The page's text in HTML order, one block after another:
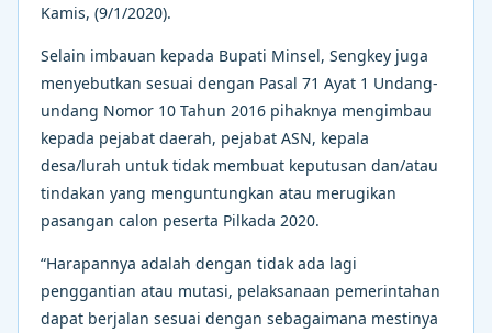
Kamis, (9/1/2020).
Selain imbauan kepada Bupati Minsel, Sengkey juga
menyebutkan sesuai dengan Pasal 71 Ayat 1 Undang-
undang Nomor 10 Tahun 2016 pihaknya mengimbau
kepada pejabat daerah, pejabat ASN, kepala
desa/lurah untuk tidak membuat keputusan dan/atau
tindakan yang menguntungkan atau merugikan
pasangan calon peserta Pilkada 2020.
“Harapannya adalah dengan tidak ada lagi
penggantian atau mutasi, pelaksanaan pemerintahan
dapat berjalan sesuai dengan sebagaimana mestinya